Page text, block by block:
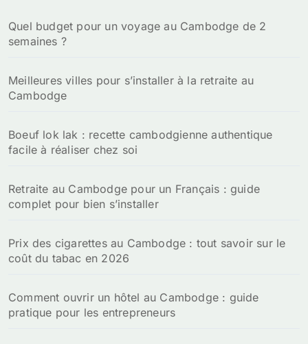
e
r
Quel budget pour un voyage au Cambodge de 2
semaines ?
Meilleures villes pour s’installer à la retraite au
Cambodge
Boeuf lok lak : recette cambodgienne authentique
facile à réaliser chez soi
Retraite au Cambodge pour un Français : guide
complet pour bien s’installer
Prix des cigarettes au Cambodge : tout savoir sur le
coût du tabac en 2026
Comment ouvrir un hôtel au Cambodge : guide
pratique pour les entrepreneurs